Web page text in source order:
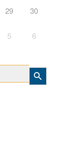
29 30
5 6
Search Button